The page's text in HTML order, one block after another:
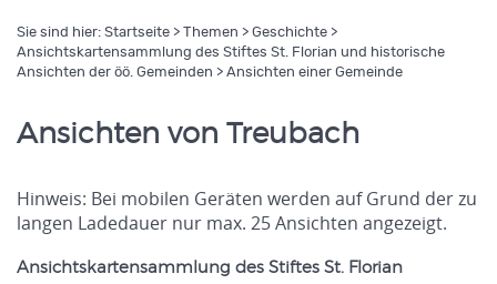
Sie sind hier: Startseite > Themen > Geschichte >
Ansichtskartensammlung des Stiftes St. Florian und historische
Ansichten der öö. Gemeinden > Ansichten einer Gemeinde
Ansichten von Treubach
Hinweis: Bei mobilen Geräten werden auf Grund der zu
langen Ladedauer nur max. 25 Ansichten angezeigt.
Ansichtskartensammlung des Stiftes St. Florian